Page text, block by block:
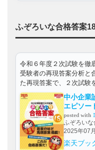
ふぞろいな合格答案
令和６年度２次試験を徹
受験者の再現答案分析と
た再現答案で、２次試験
中小企業
エピソー
posted with
ふぞろいな
2025年07
楽天ブッ